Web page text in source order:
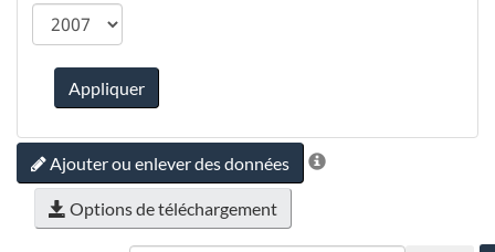
Appliquer
Ajouter ou enlever des données
Options de téléchargement